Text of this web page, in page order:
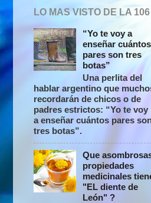
LO MAS VISTO DE LA 106
“Yo te voy a
enseñar cuántos
pares son tres
botas”
Una perlita del
hablar argentino que
recordarán de chicos o de
padres estrictos: “Yo te voy
a enseñar cuántos pares
tres botas”.
Que
propiedades
medicinales
"EL diente de
León" ?